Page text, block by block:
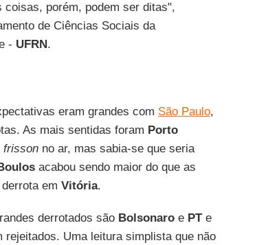
coisas, porém, podem ser ditas",
de Ciências Sociais da
- UFRN.
eram grandes com São Paulo,
As mais sentidas foram Porto
frissonno ar, mas sabia-se que seria
acabou sendo maior do que as
em Vitória.
derrotados são Bolsonaro e PTe
Uma leitura simplista que não